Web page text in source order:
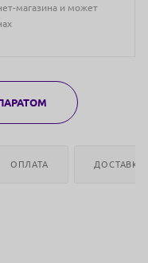
магазина и может
ОПЛАТА ДОСТАВКА